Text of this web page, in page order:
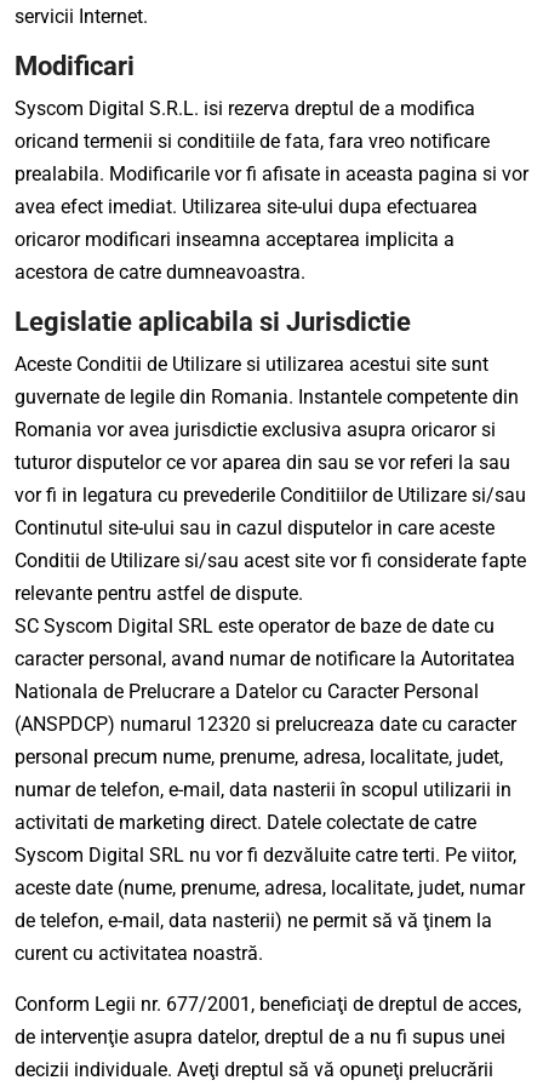
servicii Internet.
Modificari
Syscom Digital S.R.L. isi rezerva dreptul de a modifica
oricand termenii si conditiile de fata, fara vreo notificare
prealabila. Modificarile vor fi afisate in aceasta pagina si vor
avea efect imediat. Utilizarea site-ului dupa efectuarea
oricaror modificari inseamna acceptarea implicita a
acestora de catre dumneavoastra.
Legislatie aplicabila si Jurisdictie
Aceste Conditii de Utilizare si utilizarea acestui site sunt
guvernate de legile din Romania. Instantele competente din
Romania vor avea jurisdictie exclusiva asupra oricaror si
tuturor disputelor ce vor aparea din sau se vor referi la sau
vor fi in legatura cu prevederile Conditiilor de Utilizare si/sau
Continutul site-ului sau in cazul disputelor in care aceste
Conditii de Utilizare si/sau acest site vor fi considerate fapte
relevante pentru astfel de dispute.
SC Syscom Digital SRL este operator de baze de date cu
caracter personal, avand numar de notificare la Autoritatea
Nationala de Prelucrare a Datelor cu Caracter Personal
(ANSPDCP) numarul 12320 si prelucreaza date cu caracter
personal precum nume, prenume, adresa, localitate, judet,
numar de telefon, e-mail, data nasterii în scopul utilizarii in
activitati de marketing direct. Datele colectate de catre
Syscom Digital SRL nu vor fi dezvăluite catre terti. Pe viitor,
aceste date (nume, prenume, adresa, localitate, judet, numar
de telefon, e-mail, data nasterii) ne permit să vă ţinem la
curent cu activitatea noastră.
Conform Legii nr. 677/2001, beneficiaţi de dreptul de acces,
de intervenţie asupra datelor, dreptul de a nu fi supus unei
decizii individuale. Aveţi dreptul să vă opuneţi prelucrării